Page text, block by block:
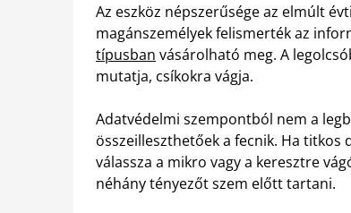
Az eszköz népszerűsége az elmúlt
magánszemélyek felismerték az
típusban vásárolható meg. A
mutatja, csíkokra vágja.
Adatvédelmi szempontból nem a
összeilleszthetőek a fecnik. Ha
válassza a mikro vagy a keresztre
néhány tényezőt szem előtt tartani.